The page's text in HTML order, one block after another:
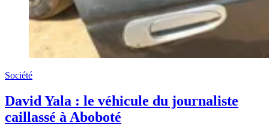
Société
David Yala : le véhicule du journaliste
caillassé à Aboboté